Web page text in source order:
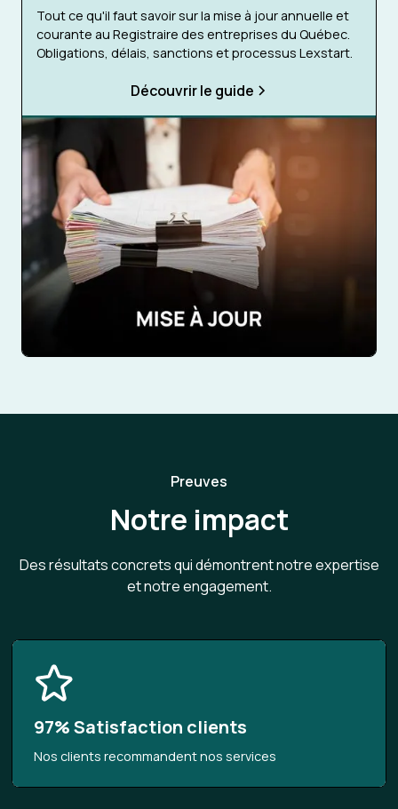
Tout ce qu'il faut savoir sur la mise à jour annuelle et
courante au Registraire des entreprises du Québec.
Obligations, délais, sanctions et processus Lexstart.
Découvrir le guide
Preuves
Notre impact
Des résultats concrets qui démontrent notre expertise
et notre engagement.
97% Satisfaction clients
Nos clients recommandent nos services